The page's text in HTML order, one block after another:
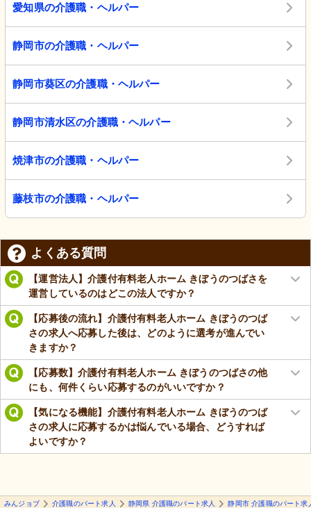
愛知県の介護職・ヘルパー
静岡市の介護職・ヘルパー
静岡市葵区の介護職・ヘルパー
静岡市清水区の介護職・ヘルパー
焼津市の介護職・ヘルパー
藤枝市の介護職・ヘルパー
よくある質問
【運営法人】介護付有料老人ホーム きぼうのつばさを
運営しているのはどこの法人ですか？
【応募後の流れ】介護付有料老人ホーム きぼうのつば
さの求人へ応募した後は、どのように選考が進んでい
きますか？
【応募数】介護付有料老人ホーム きぼうのつばさの他
にも、何件くらい応募するのがいいですか？
【気になる機能】介護付有料老人ホーム きぼうのつば
さの求人に応募するかは悩んでいる場合、どうすれば
よいですか？
みんジョブ 介護職のパート求人 静岡県 介護職のパート求人 静岡市 介護職のパート求